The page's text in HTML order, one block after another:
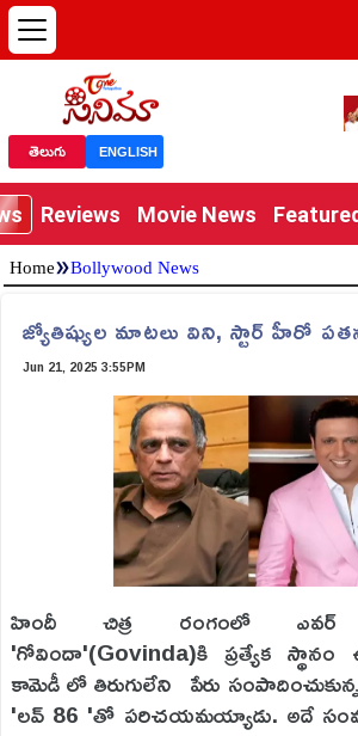
తెలుగు ENGLISH
Reviews Movie News
Home»Bollywood News
జ్యోతిష్యుల మాటలు విని, స్టార్ హీరో
Jun 21, 2025 3:55PM
హిందీ చిత్ర రంగంలో
'గోవిందా'(Govinda)కి ప్రత్యేక
కామెడీ లో తిరుగులేని పేరు
'లవ్ 86 'తో పరిచయమయ్యాడు. అదే